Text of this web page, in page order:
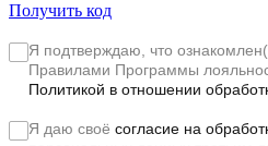
Получить код
Я подтверждаю, что
Правилами Программы
Политикой в отношении
Я даю своё согласие на